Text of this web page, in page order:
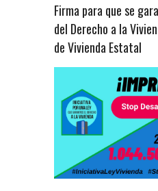
Firma para que se
del Derecho a la
de Vivienda Estatal